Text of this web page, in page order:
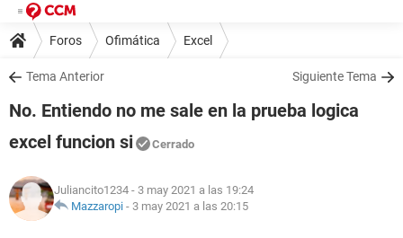
Foros Ofimática Excel
Tema Anterior Siguiente Tema
No. Entiendo no me sale en la prueba logica
excel funcion si
Cerrado
Juliancito1234 - 3 may 2021 a las 19:24
Mazzaropi - 3 may 2021 a las 20:15